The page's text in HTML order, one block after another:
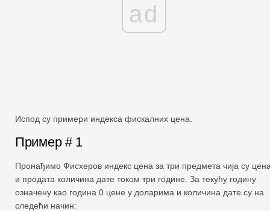
ad
Испод су примери индекса фискалних цена.
Пример # 1
Пронађимо Фисхеров индекс цена за три предмета чија су
и продата количина дате током три године. За текућу годину
означену као година 0 цене у доларима и количина дате су на
следећи начин: